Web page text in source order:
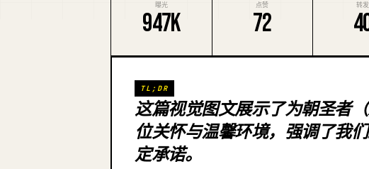
曝光
947K
点赞
72
转发
TL;DR
这篇视觉图文展示了为朝圣者
位关怀与温馨环境，强调了我
定承诺。